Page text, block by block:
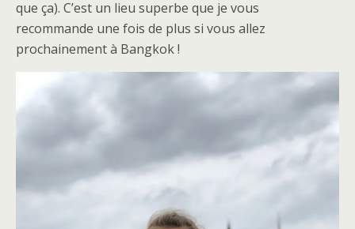
que ça). C’est un lieu superbe que je vous
recommande une fois de plus si vous allez
prochainement à Bangkok !